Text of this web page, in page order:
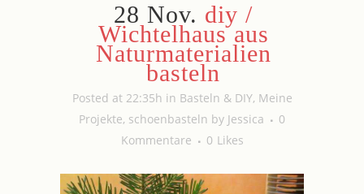
28 Nov. diy /
Wichtelhaus aus
Naturmaterialien
basteln
Posted at 22:35h in Basteln & DIY, Meine
Projekte, schoenbasteln by Jessica
0
Kommentare
0 Likes